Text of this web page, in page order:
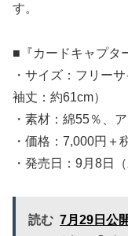
す。
■『カードキャプタ
・サイズ：フリー
袖丈：約61cm）
・素材：綿55％、
・価格：7,000円＋
・発売日：9月8日
読む 7月29日公